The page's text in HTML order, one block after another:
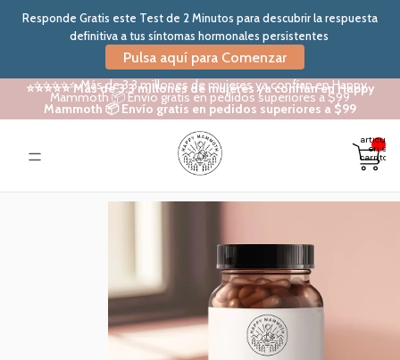
Responde Gratis este Test de 2 Minutos para descubrir la respuesta
definitiva a tus síntomas hormonales persistentes
Pulsa aquí para Comenzar
⭐⭐⭐⭐⭐ Más de 3.3 millones de mujeres ya confían en Happy
Mammoth 📦 Envío gratis en pedidos superiores a $99
⭐⭐⭐⭐⭐ Más de 3.3 millones de mujeres ya confían en Happy
Mammoth 📦 Envío gratis en pedidos superiores a $99
artículos
en el
carrito: 0